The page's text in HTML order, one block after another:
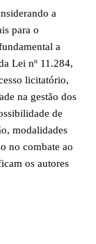
a
para o
a
Lei nº 11.284,
licitatório,
na gestão dos
de
modalidades
no combate ao
os autores